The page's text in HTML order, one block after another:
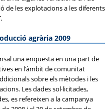
de les explotacions a les diferents
agrària 2009
una enquesta en una part de
en l'àmbit de comunitat
sobre els mètodes i les
Les dades sol·licitades,
es refereixen a la campanya